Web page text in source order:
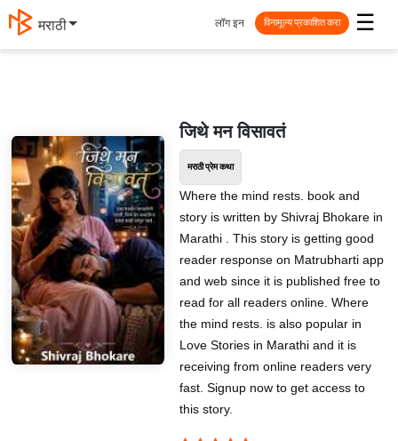
मराठी ☰
लॉग इन विनामूल्य प्रकाशित करा
जिथे मन विसावतं
मराठी प्रेम कथा
Where the mind rests. book and
story is written by Shivraj Bhokare in
Marathi . This story is getting good
reader response on Matrubharti app
and web since it is published free to
read for all readers online. Where
the mind rests. is also popular in
Love Stories in Marathi and it is
receiving from online readers very
fast. Signup now to get access to
this story.